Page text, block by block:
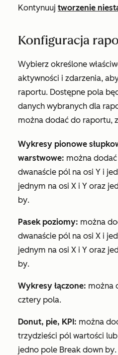
Kontynuuj tworzenie
Konfiguracja
Wybierz określone
aktywności i zdarzenia,
raportu. Dostępne pola
danych wybranych dla
można dodać do raportu,
Wykresy pionowe
warstwowe: można
dwanaście pól na osi Y i
jednym na osi X i Y oraz
by.
Pasek poziomy: można
dwanaście pól na osi X i
jednym na osi X i Y oraz
by.
Wykresy łączone: można
cztery pola.
Donut, pie, KPI: można
trzydzieści pól wartości
jedno pole Break down by.